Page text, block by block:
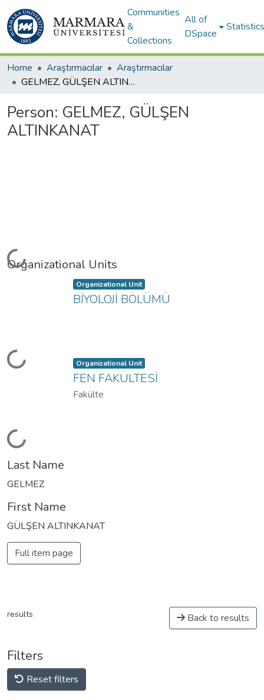
Communities
&
Collections
All of
DSpace
Statistics
Home Araştırmacılar
Araştırmacılar
GELMEZ, GÜLŞEN ALTINKANAT
Person: GELMEZ, GÜLŞEN
ALTINKANAT
Loading...
Organizational Units
Loading...
Item type:
Organizational Unit ,
BİYOLOJİ BÖLÜMÜ
Loading...
Item type:
Organizational Unit ,
FEN FAKÜLTESİ
Fakülte
Last Name
GELMEZ
First Name
GÜLŞEN ALTINKANAT
Full item page
results Back to results
Filters
Reset filters